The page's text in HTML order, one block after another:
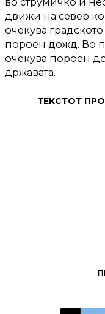
движи на север
очекува
пороен дожд. Во
очекува пороен
државата.
ТЕКСТОТ